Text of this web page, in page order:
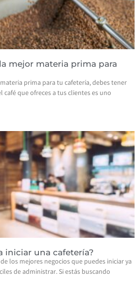
mejor materia prima para
prima para tu cafetería, debes tener
que ofreces a tus clientes es uno
iniciar una cafetería?
los mejores negocios que puedes iniciar ya
de administrar. Si estás buscando